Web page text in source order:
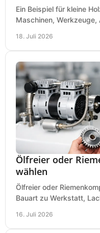
Ein Beispiel für kleine
Maschinen,
18. Juli 2026
Ölfreier oder
wählen
Ölfreier oder
Bauart zu Werkstatt,
16. Juli 2026